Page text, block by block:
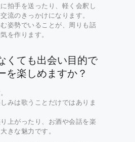
拍手を送ったり、軽く会釈し
流のきっかけになります。
姿勢でいることが、周りも話
を作ります。
くても出会い目的で
を楽しめますか？
みは歌うことだけではありま
上がったり、お酒や会話を楽
きな魅力です。